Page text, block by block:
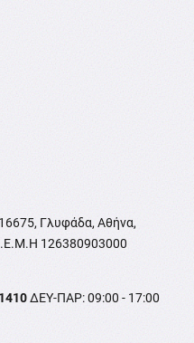
Γλυφάδα, Αθήνα,
126380903000
ΔΕΥ-ΠΑΡ: 09:00 - 17:00